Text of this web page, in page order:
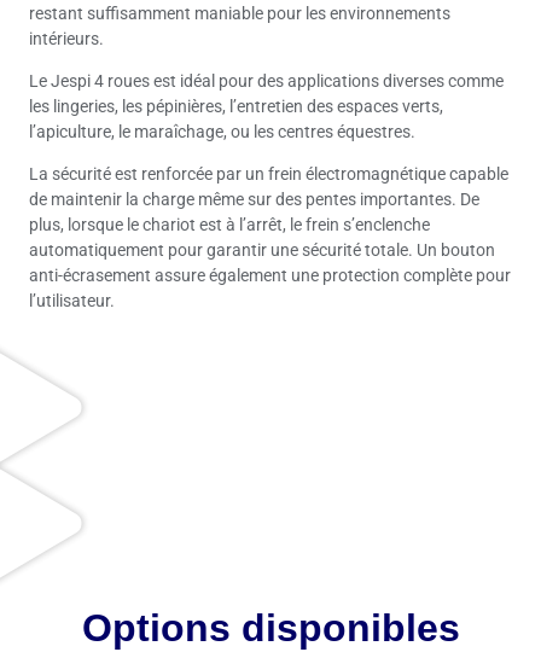
restant suffisamment maniable pour les environnements
intérieurs.
Le Jespi 4 roues est idéal pour des applications diverses comme
les lingeries, les pépinières, l’entretien des espaces verts,
l’apiculture, le maraîchage, ou les centres équestres.
La sécurité est renforcée par un frein électromagnétique capable
de maintenir la charge même sur des pentes importantes. De
plus, lorsque le chariot est à l’arrêt, le frein s’enclenche
automatiquement pour garantir une sécurité totale. Un bouton
anti-écrasement assure également une protection complète pour
l’utilisateur.
Options disponibles